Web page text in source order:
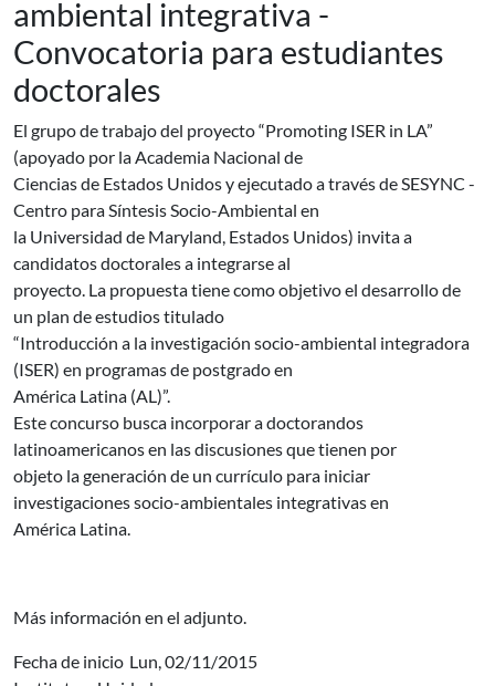
ambiental integrativa -
Convocatoria para estudiantes
doctorales
El grupo de trabajo del proyecto “Promoting ISER in LA”
(apoyado por la Academia Nacional de
Ciencias de Estados Unidos y ejecutado a través de SESYNC -
Centro para Síntesis Socio-Ambiental en
la Universidad de Maryland, Estados Unidos) invita a
candidatos doctorales a integrarse al
proyecto. La propuesta tiene como objetivo el desarrollo de
un plan de estudios titulado
“Introducción a la investigación socio-ambiental integradora
(ISER) en programas de postgrado en
América Latina (AL)”.
Este concurso busca incorporar a doctorandos
latinoamericanos en las discusiones que tienen por
objeto la generación de un currículo para iniciar
investigaciones socio-ambientales integrativas en
América Latina.
Más información en el adjunto.
Fecha de inicio Lun, 02/11/2015